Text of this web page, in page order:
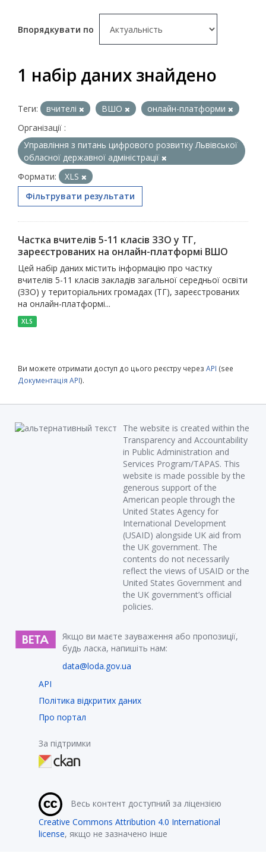
Впорядкувати по
1 набір даних знайдено
Теги: вчителі ВШО
онлайн-платформи
Організації :
Управління з питань цифрового розвитку Львівської
обласної державної адміністрації
Формати:
XLS
Фільтрувати результати
Частка вчителів 5-11 класів ЗЗО у ТГ,
зареєстрованих на онлайн-платформі ВШО
Цей набір даних містить інформацію про частку
вчителів 5-11 класів закладів загальної середньої освіти
(ЗЗО) у територіальних громадах (ТГ), зареєстрованих
на онлайн-платформі...
XLS
Ви можете отримати доступ до цього реєстру через API (see
Документація API).
The website is created within the
Transparency and Accountability
in Public Administration and
Services Program/TAPAS. This
website is made possible by the
generous support of the
American people through the
United States Agency for
International Development
(USAID) alongside UK aid from
the UK government. The
contents do not necessarily
reflect the views of USAID or the
United States Government and
the UK government’s official
policies.
Якщо ви маєте зауваження або пропозиції,
будь ласка, напишіть нам:
data@loda.gov.ua
API
Політика відкритих даних
Про портал
За підтримки
Весь контент доступний за ліцензією
Creative Commons Attribution 4.0 International
license, якщо не зазначено інше